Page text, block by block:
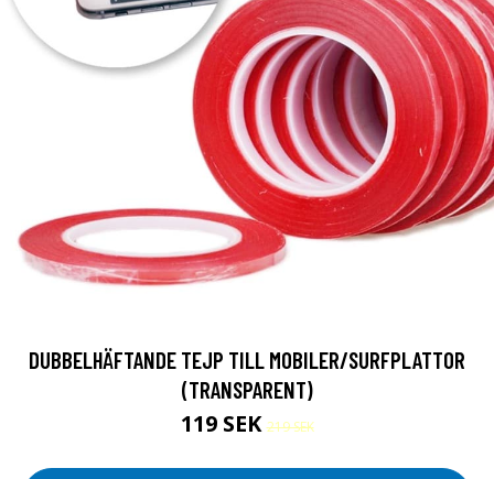
DUBBELHÄFTANDE TEJP TILL MOBILER/SURFPLATTOR
(TRANSPARENT)
119 SEK219 SEK